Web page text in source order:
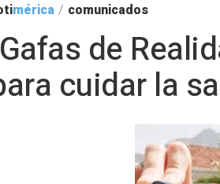
mérica / comunicados
de
cuidar la